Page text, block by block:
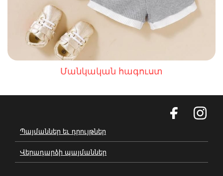
Մանկական հագուստ
Պայմաններ եւ դրույթներ
Վերադարձի պայմաններ